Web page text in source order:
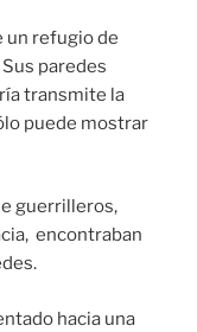
un refugio de
paredes
transmite la
puede mostrar
guerrilleros,
encontraban
hacia una